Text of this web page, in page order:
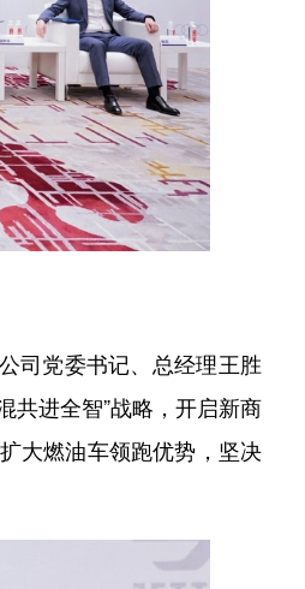
司党委书记、总经理王胜
共进全智”战略，开启新商
大燃油车领跑优势，坚决